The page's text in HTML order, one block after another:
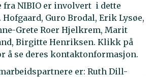
fra NIBIO er involvert i dette
Hofgaard, Guro Brodal, Erik Lysøe,
Grete Roer Hjelkrem, Marit
Birgitte Henriksen. Klikk på
å se deres kontaktonformasjon.
er: Ruth Dill-